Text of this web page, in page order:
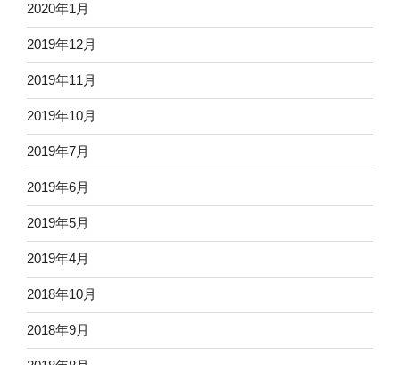
2020年1月
2019年12月
2019年11月
2019年10月
2019年7月
2019年6月
2019年5月
2019年4月
2018年10月
2018年9月